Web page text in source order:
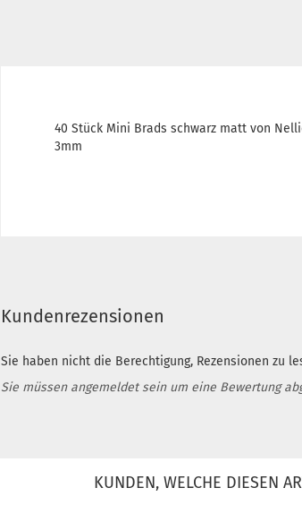
40 Stück Mini Brads schwarz matt von
3mm
Kundenrezensionen
Sie haben nicht die Berechtigung, Rezensionen zu
Sie müssen angemeldet sein um eine Bewertung
KUNDEN, WELCHE DIESEN